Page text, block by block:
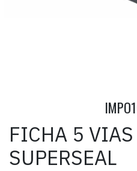
FICHA 5
SUPERSEAL